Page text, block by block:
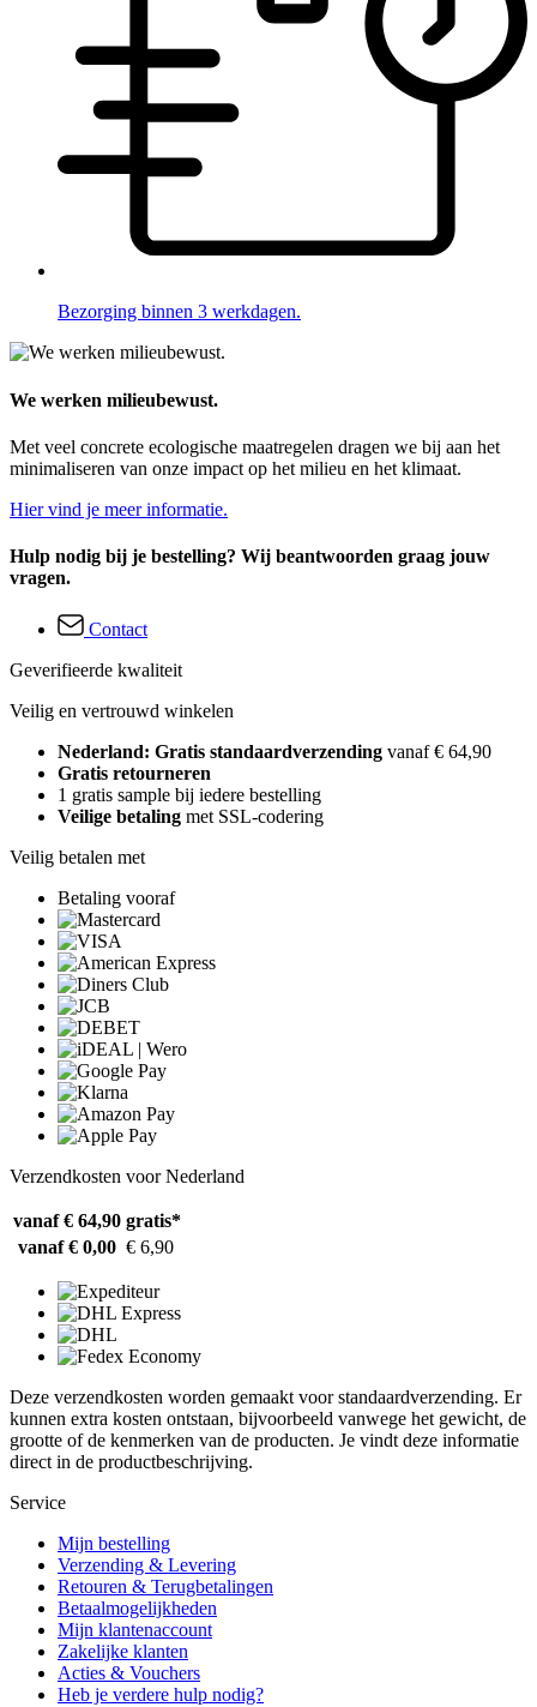
Bezorging binnen 3 werkdagen.
We werken milieubewust.
Met veel concrete ecologische maatregelen dragen we bij aan het
minimaliseren van onze impact op het milieu en het klimaat.
Hier vind je meer informatie.
Hulp nodig bij je bestelling? Wij beantwoorden graag jouw
vragen.
Contact
Geverifieerde kwaliteit
Veilig en vertrouwd winkelen
Nederland: Gratis standaardverzending vanaf € 64,90
Gratis retourneren
1 gratis sample bij iedere bestelling
Veilige betaling met SSL-codering
Veilig betalen met
Betaling vooraf
Verzendkosten voor Nederland
vanaf € 64,90 gratis*
vanaf € 0,00 € 6,90
Deze verzendkosten worden gemaakt voor standaardverzending. Er
kunnen extra kosten ontstaan, bijvoorbeeld vanwege het gewicht, de
grootte of de kenmerken van de producten. Je vindt deze informatie
direct in de productbeschrijving.
Service
Mijn bestelling
Verzending & Levering
Retouren & Terugbetalingen
Betaalmogelijkheden
Mijn klantenaccount
Zakelijke klanten
Acties & Vouchers
Heb je verdere hulp nodig?